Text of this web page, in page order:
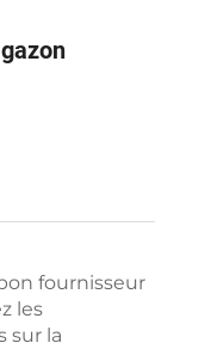
fournisseur
les
sur la